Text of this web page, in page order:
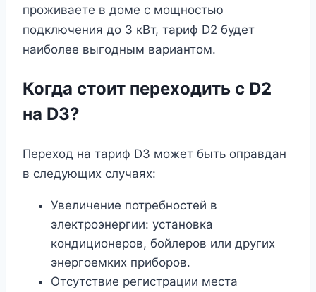
проживаете в доме с мощностью
подключения до 3 кВт, тариф D2 будет
наиболее выгодным вариантом.
Когда стоит переходить с D2
на D3?
Переход на тариф D3 может быть оправдан
в следующих случаях:
Увеличение потребностей в
электроэнергии: установка
кондиционеров, бойлеров или других
энергоемких приборов.
Отсутствие регистрации места